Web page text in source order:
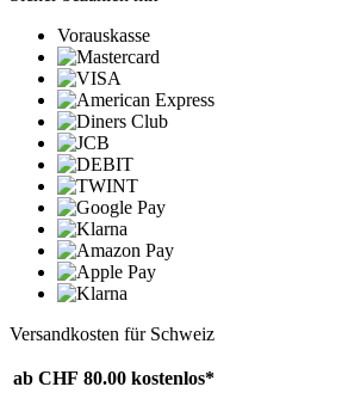
Vorauskasse
Versandkosten für Schweiz
ab CHF 80.00 kostenlos*